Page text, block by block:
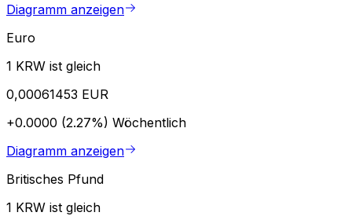
Diagramm anzeigen
Euro
1 KRW ist gleich
0,00061453 EUR
+0.0000 (2.27%) Wöchentlich
Diagramm anzeigen
Britisches Pfund
1 KRW ist gleich